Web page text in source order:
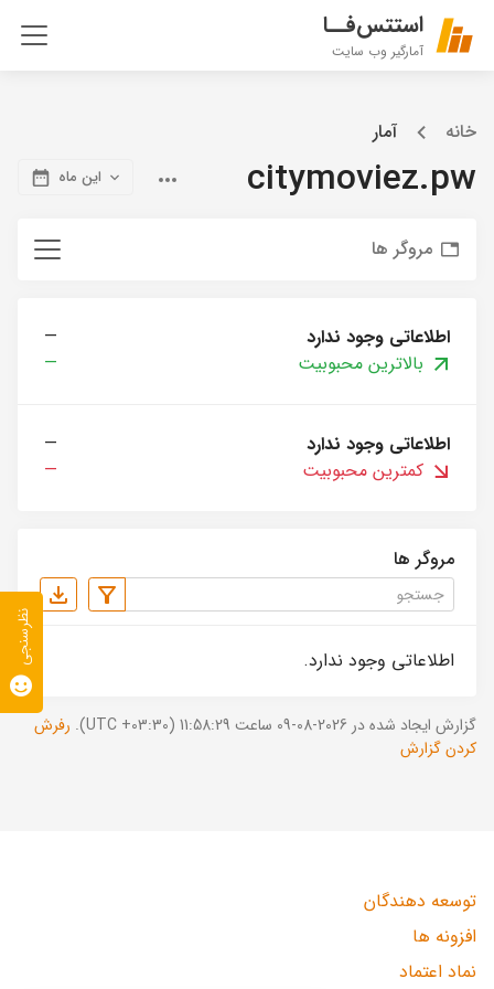
استتس‌فــا
آمارگیر وب سایت
خانه آمار
citymoviez.pw این ماه
مروگر ها
اطلاعاتی وجود ندارد
—
بالاترین محبوبیت
—
اطلاعاتی وجود ندارد
—
کمترین محبوبیت
—
مروگر ها
اطلاعاتی وجود ندارد.
گزارش ایجاد شده در 2026-08-09 ساعت 11:58:29 (UTC +03:30).
رفرش
کردن گزارش
توسعه دهندگان
افزونه ها
نماد اعتماد
نظرسنجی